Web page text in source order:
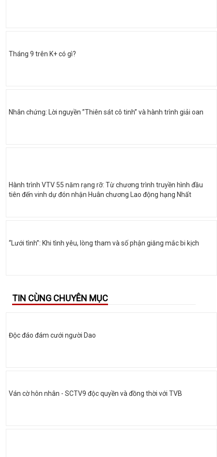
Tháng 9 trên K+ có gì?
Nhân chứng: Lời nguyền ”Thiên sát cô tinh” và hành trình giải oan
Hành trình VTV 55 năm rạng rỡ: Từ chương trình truyền hình đầu
tiên đến vinh dự đón nhận Huân chương Lao động hạng Nhất
“Lưới tình”: Khi tình yêu, lòng tham và số phận giăng mắc bi kịch
TIN CÙNG CHUYÊN MỤC
Độc đáo đám cưới người Dao
Ván cờ hôn nhân - SCTV9 độc quyền và đồng thời với TVB